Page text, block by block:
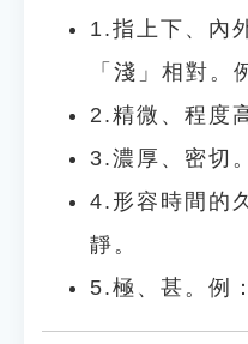
1.指上下、內
「淺」相對。
2.精微、程度
3.濃厚、密切
4.形容時間的
靜。
5.極、甚。例